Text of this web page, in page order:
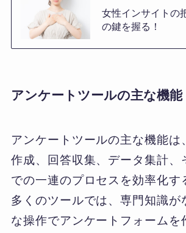
女性インサイトの
の鍵を握る！
アンケートツールの主な機能
アンケートツールの主な機能は
作成、回答収集、データ集計、
での一連のプロセスを効率化す
多くのツールでは、専門知識が
な操作でアンケートフォームを